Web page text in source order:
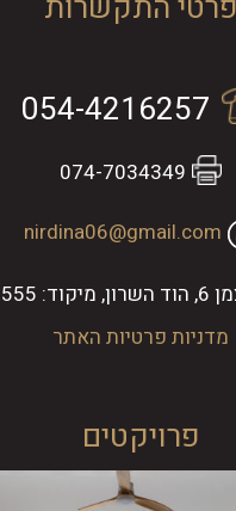
054-4216257
074-7034349
nirdina06@gmail.com
4502555
מדניות פרטיות האתר
פרויקטים